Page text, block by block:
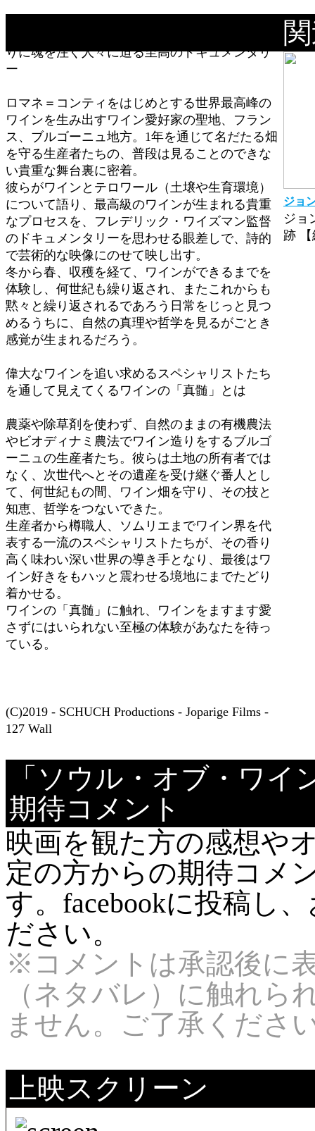
りに魂を注ぐ人々に迫る至高のドキュメンタリ
ー
ロマネ＝コンティをはじめとする世界最高峰の
ワインを生み出すワイン愛好家の聖地、フラン
ス、ブルゴーニュ地方。1年を通じて名だたる畑
を守る生産者たちの、普段は見ることのできな
い貴重な舞台裏に密着。
彼らがワインとテロワール（土壌や生育環境）
について語り、最高級のワインが生まれる貴重
なプロセスを、フレデリック・ワイズマン監督
のドキュメンタリーを思わせる眼差しで、詩的
で芸術的な映像にのせて映し出す。
冬から春、収穫を経て、ワインができるまでを
体験し、何世紀も繰り返され、またこれからも
黙々と繰り返されるであろう日常をじっと見つ
めるうちに、自然の真理や哲学を見るがごとき
感覚が生まれるだろう。
偉大なワインを追い求めるスペシャリストたち
を通して見えてくるワインの「真髄」とは
農薬や除草剤を使わず、自然のままの有機農法
やビオディナミ農法でワイン造りをするブルゴ
ーニュの生産者たち。彼らは土地の所有者では
なく、次世代へとその遺産を受け継ぐ番人とし
て、何世紀もの間、ワイン畑を守り、その技と
知恵、哲学をつないできた。
生産者から樽職人、ソムリエまでワイン界を代
表する一流のスペシャリストたちが、その香り
高く味わい深い世界の導き手となり、最後はワ
イン好きをもハッと震わせる境地にまでたどり
着かせる。
ワインの「真髄」に触れ、ワインをますます愛
さずにはいられない至極の体験があなたを待っ
ている。
(C)2019 - SCHUCH Productions - Joparige Films -
127 Wall
ジョ
ジョ
跡 【
「ソウル・オブ・ワ
期待コメント
映画を観た方の感想や
定の方からの期待コメ
す。facebookに投稿し
ださい。
※コメントは承認後に
（ネタバレ）に触れら
ません。ご了承くださ
上映スクリーン